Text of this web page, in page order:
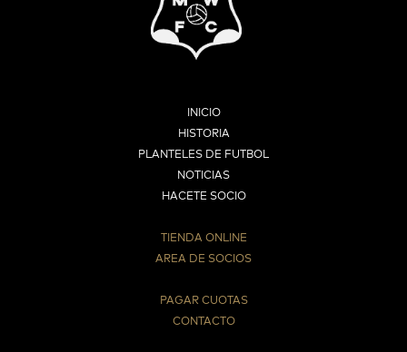
INICIO
HISTORIA
PLANTELES DE FUTBOL
NOTICIAS
HACETE SOCIO
TIENDA ONLINE
AREA DE SOCIOS
PAGAR CUOTAS
CONTACTO